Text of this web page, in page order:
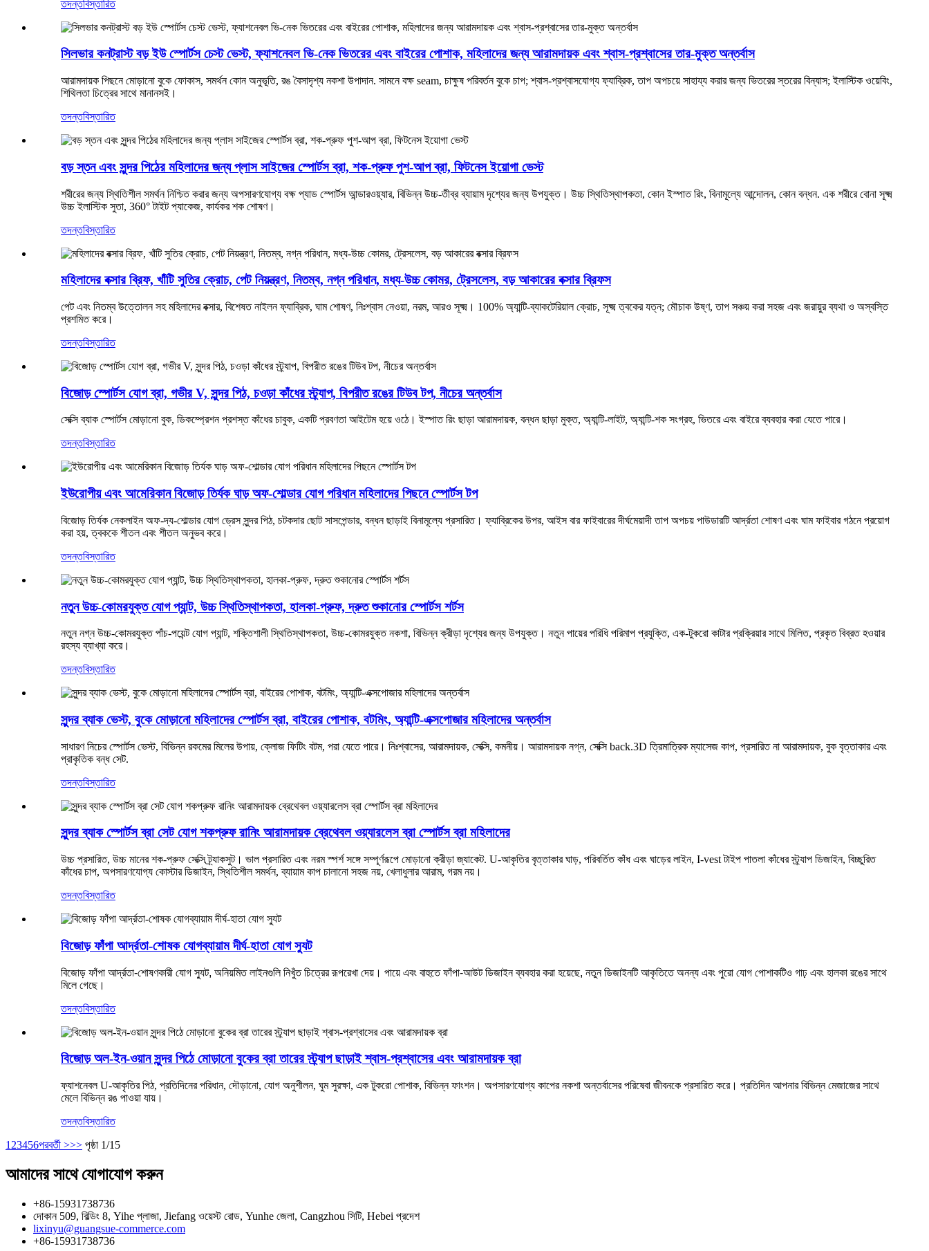
তদন্তবিস্তারিত
সিলভার কনট্রাস্ট বড় ইউ স্পোর্টস চেস্ট ভেস্ট, ফ্যাশনেবল ভি-নেক ভিতরের এবং বাইরের পোশাক, মহিলাদের জন্য আরামদায়ক এবং শ্বাস-প্রশ্বাসের তার-মুক্ত অন্তর্বাস
আরামদায়ক পিছনে মোড়ানো বুকে ফোকাস, সমর্থন কোন অনুভূতি, রঙ বৈসাদৃশ্য নকশা উপাদান. সামনে বক্ষ seam, চাক্ষুষ পরিবর্তন বুকে চাপ; শ্বাস-প্রশ্বাসযোগ্য ফ্যাব্রিক, তাপ অপচয়ে সাহায্য করার জন্য ভিতরের স্তরের বিন্যাস; ইলাস্টিক ওয়েবিং,
শিথিলতা চিত্রের সাথে মানানসই।
তদন্তবিস্তারিত
বড় স্তন এবং সুন্দর পিঠের মহিলাদের জন্য প্লাস সাইজের স্পোর্টস ব্রা, শক-প্রুফ পুশ-আপ ব্রা, ফিটনেস ইয়োগা ভেস্ট
শরীরের জন্য স্থিতিশীল সমর্থন নিশ্চিত করার জন্য অপসারণযোগ্য বক্ষ প্যাড স্পোর্টস আন্ডারওয়্যার, বিভিন্ন উচ্চ-তীব্র ব্যায়াম দৃশ্যের জন্য উপযুক্ত। উচ্চ স্থিতিস্থাপকতা, কোন ইস্পাত রিং, বিনামূল্যে আন্দোলন, কোন বন্ধন. এক শরীরে বোনা সূক্ষ্ম
উচ্চ ইলাস্টিক সুতা, 360° টাইট প্যাকেজ, কার্যকর শক শোষণ।
তদন্তবিস্তারিত
মহিলাদের বক্সার ব্রিফ, খাঁটি সুতির ক্রোচ, পেট নিয়ন্ত্রণ, নিতম্ব, নগ্ন পরিধান, মধ্য-উচ্চ কোমর, ট্রেসলেস, বড় আকারের বক্সার ব্রিফস
পেট এবং নিতম্ব উত্তোলন সহ মহিলাদের বক্সার, বিশেষত নাইলন ফ্যাব্রিক, ঘাম শোষণ, নিঃশ্বাস নেওয়া, নরম, আরও সূক্ষ্ম। 100% অ্যান্টি-ব্যাকটেরিয়াল ক্রোচ, সূক্ষ্ম ত্বকের যত্ন; মৌচাক উষ্ণ, তাপ সঞ্চয় করা সহজ এবং জরায়ুর ব্যথা ও অস্বস্তি
প্রশমিত করে।
তদন্তবিস্তারিত
বিজোড় স্পোর্টস যোগ ব্রা, গভীর V, সুন্দর পিঠ, চওড়া কাঁধের স্ট্র্যাপ, বিপরীত রঙের টিউব টপ, নীচের অন্তর্বাস
সেক্সি ব্যাক স্পোর্টস মোড়ানো বুক, ডিকম্প্রেশন প্রশস্ত কাঁধের চাবুক, একটি প্রবণতা আইটেম হয়ে ওঠে। ইস্পাত রিং ছাড়া আরামদায়ক, বন্ধন ছাড়া মুক্ত, অ্যান্টি-লাইট, অ্যান্টি-শক সংগ্রহ, ভিতরে এবং বাইরে ব্যবহার করা যেতে পারে।
তদন্তবিস্তারিত
ইউরোপীয় এবং আমেরিকান বিজোড় তির্যক ঘাড় অফ-শোল্ডার যোগ পরিধান মহিলাদের পিছনে স্পোর্টস টপ
বিজোড় তির্যক নেকলাইন অফ-দ্য-শোল্ডার যোগ ড্রেস সুন্দর পিঠ, চটকদার ছোট সাসপেন্ডার, বন্ধন ছাড়াই বিনামূল্যে প্রসারিত। ফ্যাব্রিকের উপর, আইস বার ফাইবারের দীর্ঘমেয়াদী তাপ অপচয় পাউডারটি আর্দ্রতা শোষণ এবং ঘাম ফাইবার গঠনে প্রয়োগ
করা হয়, ত্বককে শীতল এবং শীতল অনুভব করে।
তদন্তবিস্তারিত
নতুন উচ্চ-কোমরযুক্ত যোগ প্যান্ট, উচ্চ স্থিতিস্থাপকতা, হালকা-প্রুফ, দ্রুত শুকানোর স্পোর্টস শর্টস
নতুন নগ্ন উচ্চ-কোমরযুক্ত পাঁচ-পয়েন্ট যোগ প্যান্ট, শক্তিশালী স্থিতিস্থাপকতা, উচ্চ-কোমরযুক্ত নকশা, বিভিন্ন ক্রীড়া দৃশ্যের জন্য উপযুক্ত। নতুন পায়ের পরিধি পরিমাপ প্রযুক্তি, এক-টুকরো কাটার প্রক্রিয়ার সাথে মিলিত, প্রকৃত বিব্রত হওয়ার
রহস্য ব্যাখ্যা করে।
তদন্তবিস্তারিত
সুন্দর ব্যাক ভেস্ট, বুকে মোড়ানো মহিলাদের স্পোর্টস ব্রা, বাইরের পোশাক, বটমিং, অ্যান্টি-এক্সপোজার মহিলাদের অন্তর্বাস
সাধারণ নিচের স্পোর্টস ভেস্ট, বিভিন্ন রকমের মিলের উপায়, ক্লোজ ফিটিং বটম, পরা যেতে পারে। নিঃশ্বাসের, আরামদায়ক, সেক্সি, কমনীয়। আরামদায়ক নগ্ন, সেক্সি back.3D ত্রিমাত্রিক ম্যাসেজ কাপ, প্রসারিত না আরামদায়ক, বুক বৃত্তাকার এবং
প্রাকৃতিক বন্ধ সেট.
তদন্তবিস্তারিত
সুন্দর ব্যাক স্পোর্টস ব্রা সেট যোগ শকপ্রুফ রানিং আরামদায়ক ব্রেথেবল ওয়্যারলেস ব্রা স্পোর্টস ব্রা মহিলাদের
উচ্চ প্রসারিত, উচ্চ মানের শক-প্রুফ সেক্সি ট্র্যাকসুট। ভাল প্রসারিত এবং নরম স্পর্শ সঙ্গে সম্পূর্ণরূপে মোড়ানো ক্রীড়া জ্যাকেট. U-আকৃতির বৃত্তাকার ঘাড়, পরিবর্তিত কাঁধ এবং ঘাড়ের লাইন, I-vest টাইপ পাতলা কাঁধের স্ট্র্যাপ ডিজাইন, বিচ্ছুরিত
কাঁধের চাপ, অপসারণযোগ্য কোস্টার ডিজাইন, স্থিতিশীল সমর্থন, ব্যায়াম কাপ চালানো সহজ নয়, খেলাধুলার আরাম, গরম নয়।
তদন্তবিস্তারিত
বিজোড় ফাঁপা আর্দ্রতা-শোষক যোগব্যায়াম দীর্ঘ-হাতা যোগ স্যুট
বিজোড় ফাঁপা আর্দ্রতা-শোষণকারী যোগ স্যুট, অনিয়মিত লাইনগুলি নিখুঁত চিত্রের রূপরেখা দেয়। পায়ে এবং বাহুতে ফাঁপা-আউট ডিজাইন ব্যবহার করা হয়েছে, নতুন ডিজাইনটি আকৃতিতে অনন্য এবং পুরো যোগ পোশাকটিও গাঢ় এবং হালকা রঙের সাথে
মিলে গেছে।
তদন্তবিস্তারিত
বিজোড় অল-ইন-ওয়ান সুন্দর পিঠে মোড়ানো বুকের ব্রা তারের স্ট্র্যাপ ছাড়াই শ্বাস-প্রশ্বাসের এবং আরামদায়ক ব্রা
ফ্যাশনেবল U-আকৃতির পিঠ, প্রতিদিনের পরিধান, দৌড়ানো, যোগ অনুশীলন, ঘুম সুরক্ষা, এক টুকরো পোশাক, বিভিন্ন ফাংশন। অপসারণযোগ্য কাপের নকশা অন্তর্বাসের পরিষেবা জীবনকে প্রসারিত করে। প্রতিদিন আপনার বিভিন্ন মেজাজের সাথে
মেলে বিভিন্ন রঙ পাওয়া যায়।
তদন্তবিস্তারিত
1 23456পরবর্তী >>> পৃষ্ঠা 1/15
আমাদের সাথে যোগাযোগ করুন
+86-15931738736
দোকান 509, বিল্ডিং 8, Yihe প্লাজা, Jiefang ওয়েস্ট রোড, Yunhe জেলা, Cangzhou সিটি, Hebei প্রদেশ
lixinyu@guangsue-commerce.com
+86-15931738736